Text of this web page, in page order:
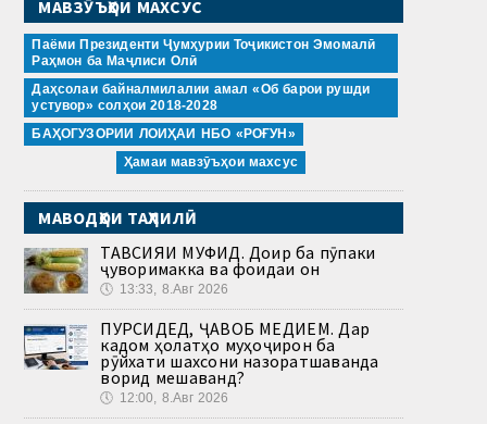
МАВЗӮЪҲОИ МАХСУС
Паёми Президенти Ҷумҳурии Тоҷикистон Эмомалӣ
Раҳмон ба Маҷлиси Олӣ
Даҳсолаи байналмилалии амал «Об барои рушди
устувор» солҳои 2018-2028
БАҲОГУЗОРИИ ЛОИҲАИ НБО «РОҒУН»
Ҳамаи мавзӯъҳои махсус
МАВОДҲОИ ТАҲЛИЛӢ
ТАВСИЯИ МУФИД. Доир ба пӯпаки
ҷуворимакка ва фоидаи он
🕔 13:33, 8.Авг 2026
ПУРСИДЕД, ҶАВОБ МЕДИҲЕМ. Дар
кадом ҳолатҳо муҳоҷирон ба
рӯйхати шахсони назоратшаванда
ворид мешаванд?
🕔 12:00, 8.Авг 2026